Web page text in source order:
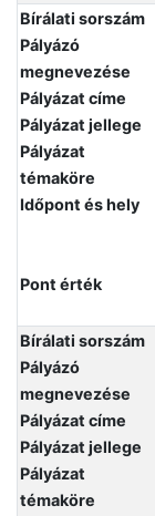
Bírálati sorszám
Pályázó
megnevezése
Pályázat címe
Pályázat jellege
Pályázat
témaköre
Időpont és hely
Pont érték
Bírálati sorszám
Pályázó
megnevezése
Pályázat címe
Pályázat jellege
Pályázat
témaköre